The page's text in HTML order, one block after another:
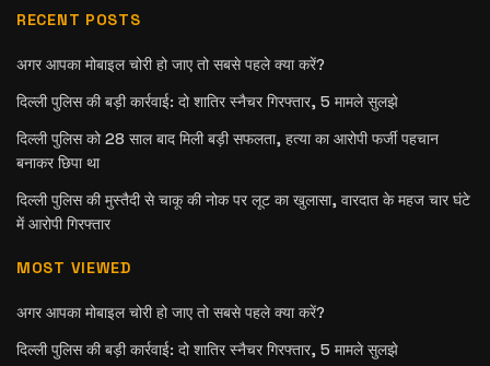
RECENT POSTS
अगर आपका मोबाइल चोरी हो जाए तो सबसे पहले क्या करें?
दिल्ली पुलिस की बड़ी कार्रवाई: दो शातिर स्नैचर गिरफ्तार, 5 मामले सुलझे
दिल्ली पुलिस को 28 साल बाद मिली बड़ी सफलता, हत्या का आरोपी फर्जी पहचान
बनाकर छिपा था
दिल्ली पुलिस की मुस्तैदी से चाकू की नोक पर लूट का खुलासा, वारदात के महज चार घंटे
में आरोपी गिरफ्तार
MOST VIEWED
अगर आपका मोबाइल चोरी हो जाए तो सबसे पहले क्या करें?
दिल्ली पुलिस की बड़ी कार्रवाई: दो शातिर स्नैचर गिरफ्तार, 5 मामले सुलझे